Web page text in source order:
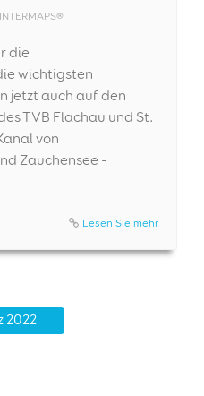
die
wichtigsten
jetzt auch auf den
TVB Flachau und St.
von
Zauchensee -
Lesen Sie mehr
2022